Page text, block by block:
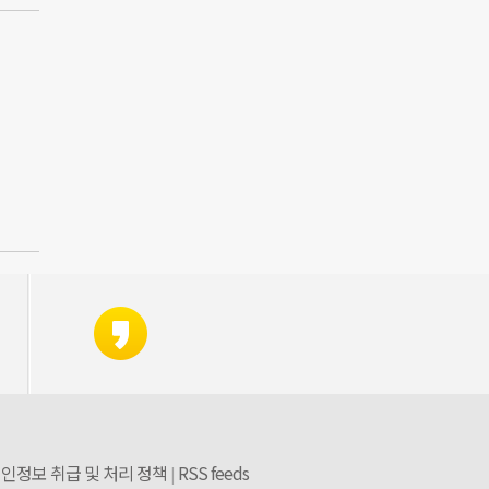
정보 취급 및 처리 정책 | RSS feeds